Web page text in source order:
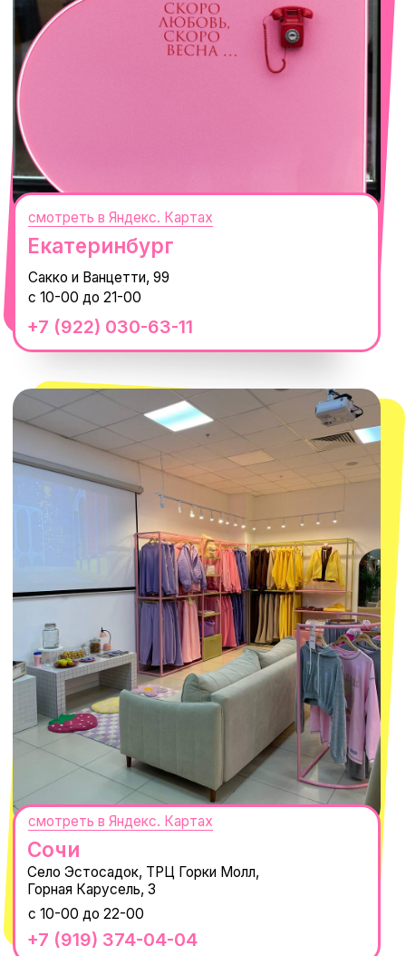
Сочи
Село Эстосадок, ТРЦ Горки Молл,
Горная Карусель, 3
+7 (919) 374-04-04
с 10-00 до 22-00
смотреть в Яндекс. Картах
+7 (932) 602-41-15
ТРК «Европолис Ростокино»
ул. Проспект Мира, 211 к2
с 10-00 до 22-00
Москва
смотреть в Яндекс.Картах
Обмен и возврат
Новости
Нажимая "Подписаться", вы соглашаетесь с
персональных данныхиСогласием на рассылку электронных
сообщений
ПОДПИСАТЬСЯ
СЕКРЕТНЫЕ ПРОМОКОДЫ, ПРИГЛАШЕНИЯ
НА МЕРОПРИЯТИЯ И АНОНСЫ НОВИНОК
РАНЬШЕ ВСЕХ
@MACROCOSM_STORE
000+ подписчиков
канале